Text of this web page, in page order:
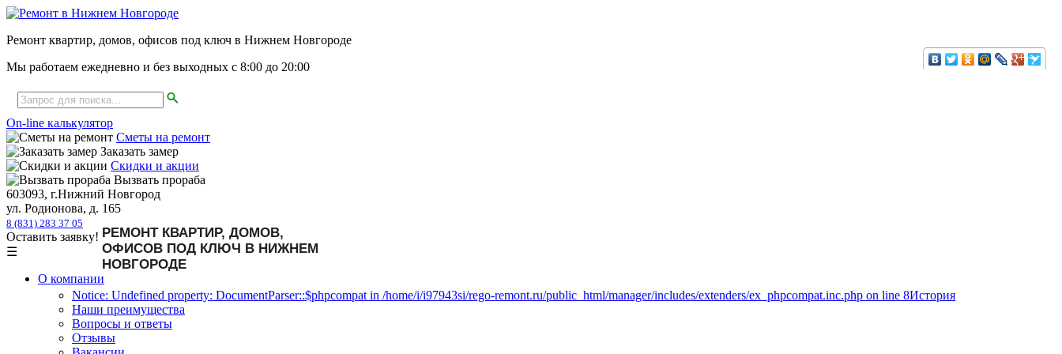
Ремонт квартир, домов, офисов под ключ в Нижнем Новгороде
Мы работаем ежедневно и без выходных с 8:00 до 20:00
On-line калькулятор
Сметы на ремонт
Заказать замер
Скидки и акции
Вызвать прораба
603093, г.Нижний Новгород
ул. Родионова, д. 165
8 (831) 283 37 05
Оставить заявку!
☰
О компании
Notice: Undefined property: DocumentParser::$phpcompat in /home/i/i97943si/rego-remont.ru/public_html/manager/includes/extenders/ex_phpcompat.inc.php on line 8История
Наши преимущества
Вопросы и ответы
Отзывы
РЕМОНТ КВАРТИР, ДОМОВ,
ОФИСОВ ПОД КЛЮЧ В НИЖНЕМ
НОВГОРОДЕ